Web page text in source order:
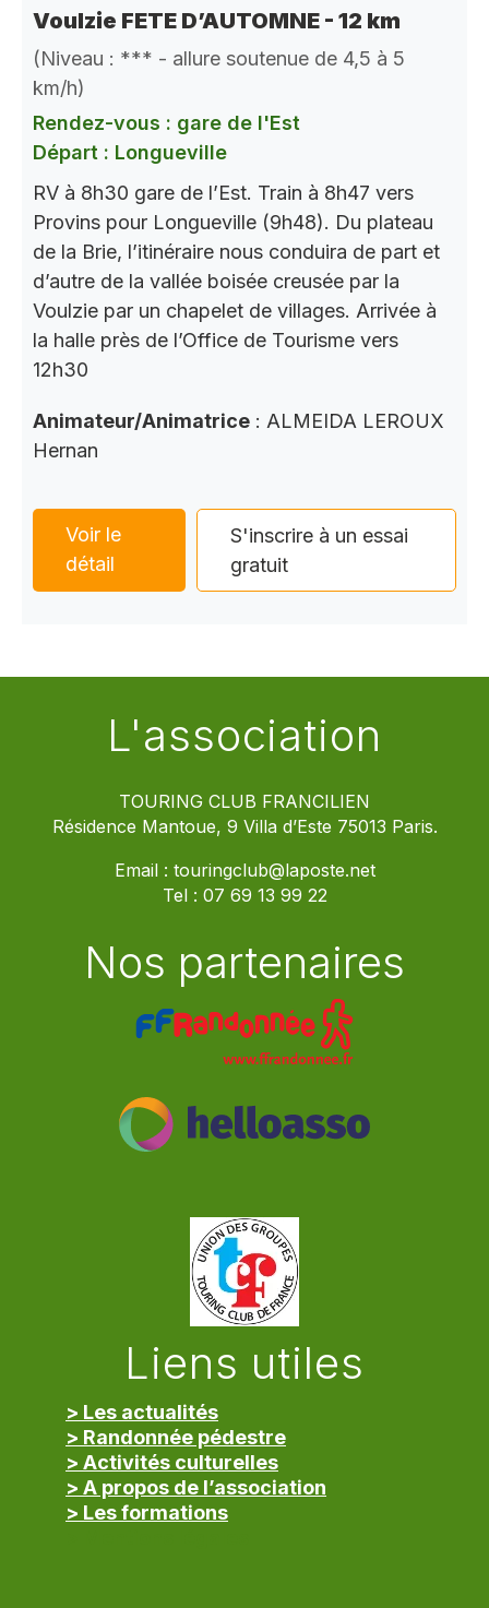
Voulzie FETE D’AUTOMNE - 12 km
(Niveau : *** - allure soutenue de 4,5 à 5
km/h)
Rendez-vous : gare de l'Est
Départ : Longueville
RV à 8h30 gare de l’Est. Train à 8h47 vers
Provins pour Longueville (9h48). Du plateau
de la Brie, l’itinéraire nous conduira de part et
d’autre de la vallée boisée creusée par la
Voulzie par un chapelet de villages. Arrivée à
la halle près de l’Office de Tourisme vers
12h30
Animateur/Animatrice : ALMEIDA LEROUX
Hernan
Voir le
détail
S'inscrire à un essai
gratuit
L'association
TOURING CLUB FRANCILIEN
Résidence Mantoue, 9 Villa d’Este 75013 Paris.
Email : touringclub@laposte.net
Tel : 07 69 13 99 22
Nos partenaires
Liens utiles
> Les actualités
> Randonnée pédestre
> Activités culturelles
> A propos de l’association
> Les formations